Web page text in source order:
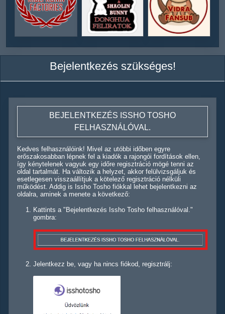
Bejelentkezés szükséges!
BEJELENTKEZÉS ISSHO TOSHO
FELHASZNÁLÓVAL.
Kedves felhasználóink! Mivel az utóbbi időben egyre
erőszakosabban lépnek fel a kiadók a rajongói fordítások ellen,
így kénytelenek vagyuk egy időre regisztráció mögé tenni az
oldal tartalmát. Ha változik a helyzet, akkor felülvizsgáljuk és
esetlegesen visszaállítjuk a kötelező regisztráció nélküli
működést. Addig is Issho Tosho fiókkal lehet bejelentkezni az
oldalra, aminek a menete a következő:
Kattints a "Bejelentkezés Issho Tosho felhasználóval."
gombra:
Jelentkezz be, vagy ha nincs fiókod, regisztrálj: